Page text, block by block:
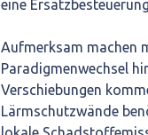
eine
Aufmerksam machen
Paradigmenwechsel
Verschiebungen
Lärmschutzwände